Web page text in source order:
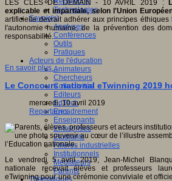
Technologies
Savoir(s)
Analyses
Conférences
Outils
Pratiques
Acteurs de l'éducation
Animateurs
Chercheurs
Collectivités
Editeurs
EdTech
Encadrement
Enseignants
Entreprises
Etudiants
Filières industrielles
Institutionnels
Médiateurs
Parents
Thématiques
LES CLÉS DE DEMAIN - 10 AVRIL 2019 :
explicable et impartiale, selon l'Union
artificielle devrait adhérer aux principes éthiques
l'autonomie humaine, de la prévention des
responsabilité.
En savoir plus...
Le Concours national eTwinning 2019
mercredi, 10 avril 2019
Reportages
Le vendredi 5 avril 2019, Jean-Michel
nationale recevait élèves et professeurs
eTwinning pour une cérémonie conviviale et